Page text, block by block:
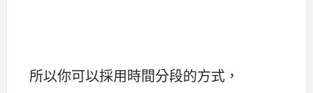
所以你可以採用時間分段的方式，